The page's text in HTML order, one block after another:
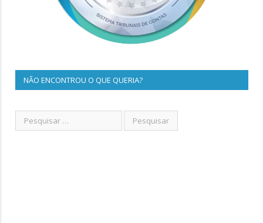
NÃO ENCONTROU O QUE QUERIA?